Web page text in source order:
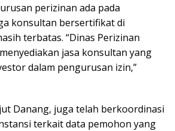
perizinan ada pada
konsultan bersertifikat di
terbatas. “Dinas Perizinan
jasa konsultan yang
dalam pengurusan izin,”
Danang, juga telah berkoordinasi
terkait data pemohon yang